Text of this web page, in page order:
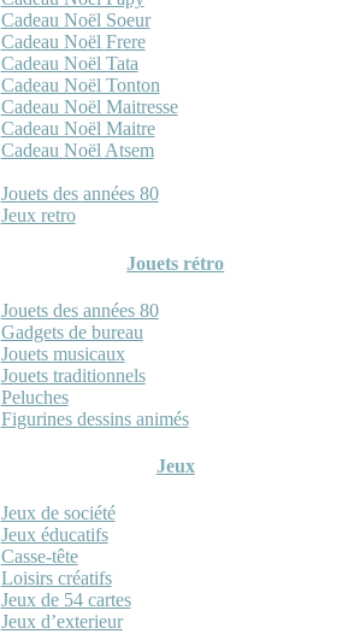
Cadeau Noël Soeur
Cadeau Noël Frere
Cadeau Noël Tata
Cadeau Noël Tonton
Cadeau Noël Maitresse
Cadeau Noël Maitre
Cadeau Noël Atsem
Jouets des années 80
Jeux retro
Jouets rétro
Jouets des années 80
Gadgets de bureau
Jouets musicaux
Jouets traditionnels
Peluches
Figurines dessins animés
Jeux
Jeux de société
Jeux éducatifs
Casse-tête
Loisirs créatifs
Jeux de 54 cartes
Jeux d’exterieur